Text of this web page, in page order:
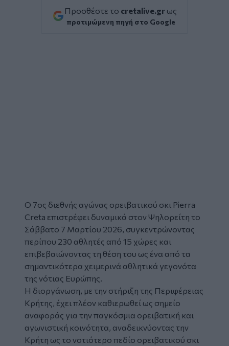
Προσθέστε το cretalive.gr ως
προτιμώμενη πηγή στο Google
Ο 7ος διεθνής αγώνας ορειβατικού σκι Pierra
Creta επιστρέφει δυναμικά στον Ψηλορείτη το
Σάββατο 7 Μαρτίου 2026, συγκεντρώνοντας
περίπου 230 αθλητές από 15 χώρες και
επιβεβαιώνοντας τη θέση του ως ένα από τα
σημαντικότερα χειμερινά αθλητικά γεγονότα
της νότιας Ευρώπης.
Η διοργάνωση, με την στήριξη της Περιφέρειας
Κρήτης, έχει πλέον καθιερωθεί ως σημείο
αναφοράς για την παγκόσμια ορειβατική και
αγωνιστική κοινότητα, αναδεικνύοντας την
Κρήτη ως το νοτιότερο πεδίο ορειβατικού σκι